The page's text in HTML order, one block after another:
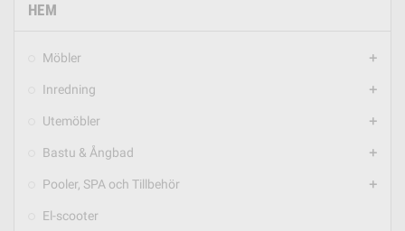
HEM
Möbler add
Inredning add
Utemöbler add
Bastu & Ångbad add
Pooler, SPA och Tillbehör add
El-scooter